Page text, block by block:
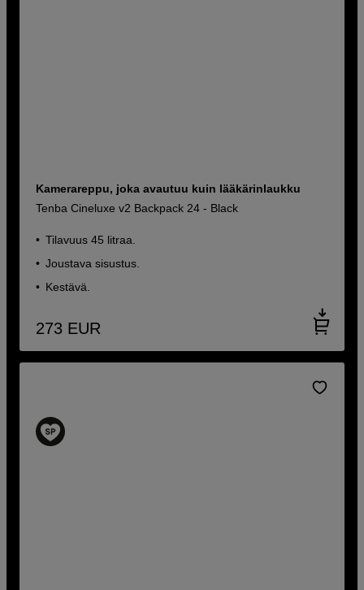
Kamerareppu, joka avautuu kuin lääkärinlaukku
Tenba Cineluxe v2 Backpack 24 - Black
Tilavuus 45 litraa.
Joustava sisustus.
Kestävä.
273 EUR